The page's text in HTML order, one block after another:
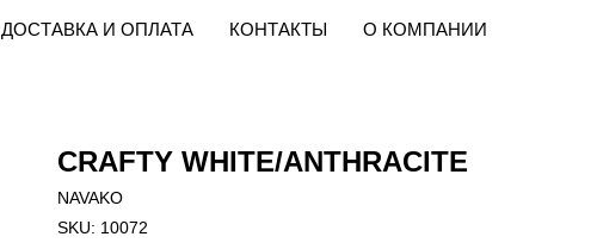
ДОСТАВКА И ОПЛАТА КОНТАКТЫ О КОМПАНИИ
CRAFTY WHITE/ANTHRACITE
NAVAKO
SKU: 10072